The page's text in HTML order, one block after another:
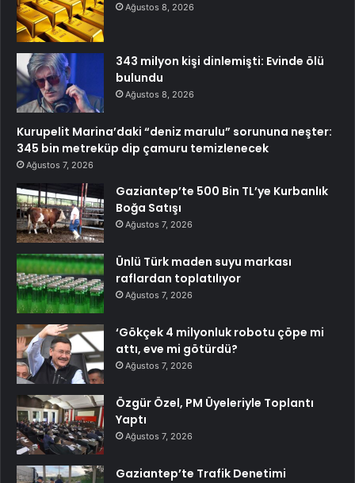
Ağustos 8, 2026
343 milyon kişi dinlemişti: Evinde ölü
bulundu
Ağustos 8, 2026
Kurupelit Marina’daki “deniz marulu” sorununa neşter:
345 bin metreküp dip çamuru temizlenecek
Ağustos 7, 2026
Gaziantep’te 500 Bin TL’ye Kurbanlık
Boğa Satışı
Ağustos 7, 2026
Ünlü Türk maden suyu markası
raflardan toplatılıyor
Ağustos 7, 2026
‘Gökçek 4 milyonluk robotu çöpe mi
attı, eve mi götürdü?
Ağustos 7, 2026
Özgür Özel, PM Üyeleriyle Toplantı
Yaptı
Ağustos 7, 2026
Gaziantep’te Trafik Denetimi